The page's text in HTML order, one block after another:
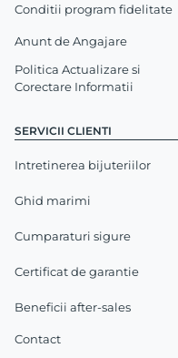
Conditii program fidelitate
Anunt de Angajare
Politica Actualizare si
Corectare Informatii
SERVICII CLIENTI
Intretinerea bijuteriilor
Ghid marimi
Cumparaturi sigure
Certificat de garantie
Beneficii after-sales
Contact